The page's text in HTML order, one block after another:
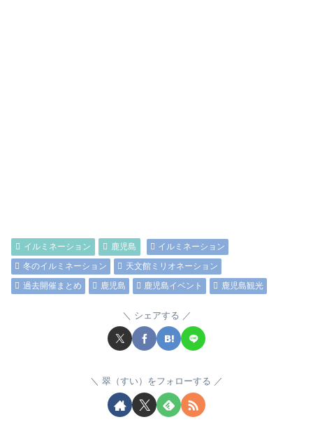
イルミネーション 鹿児島
イルミネーション
冬のイルミネーション
天文館ミリオネーション
過去開催まとめ
鹿児島 鹿児島イベント 鹿児島観光
シェアする
翠（すい）をフォローする